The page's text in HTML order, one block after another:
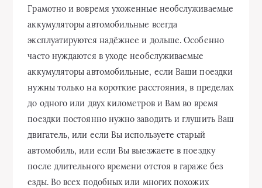
Грамотно и вовремя ухоженные необслуживаемые
аккумуляторы автомобильные всегда
эксплуатируются надёжнее и дольше. Особенно
часто нуждаются в уходе необслуживаемые
аккумуляторы автомобильные, если Ваши поездки
нужны только на короткие расстояния, в пределах
до одного или двух километров и Вам во время
поездки постоянно нужно заводить и глушить Ваш
двигатель, или если Вы используете старый
автомобиль, или если Вы выезжаете в поездку
после длительного времени отстоя в гараже без
езды. Во всех подобных или многих похожих